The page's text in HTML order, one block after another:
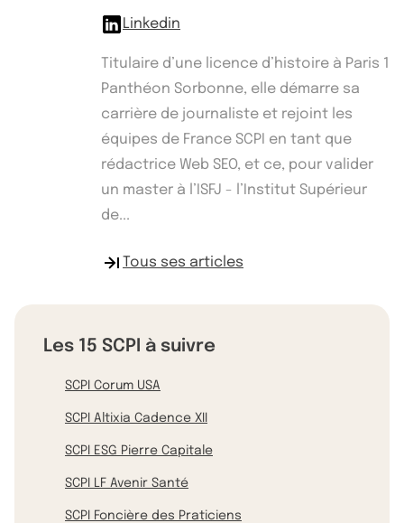
Linkedin
Titulaire d’une licence d’histoire à Paris 1
Panthéon Sorbonne, elle démarre sa
carrière de journaliste et rejoint les
équipes de France SCPI en tant que
rédactrice Web SEO, et ce, pour valider
un master à l’ISFJ - l’Institut Supérieur
de...
Tous ses articles
Les 15 SCPI à suivre
SCPI Corum USA
SCPI Altixia Cadence XII
SCPI ESG Pierre Capitale
SCPI LF Avenir Santé
SCPI Foncière des Praticiens